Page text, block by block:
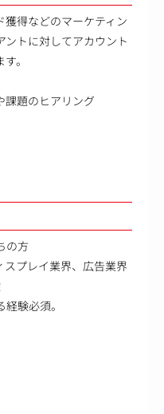
得などのマーケティン
トに対してアカウント
。
課題のヒアリング
の方
プレイ業界、広告業界
験必須。